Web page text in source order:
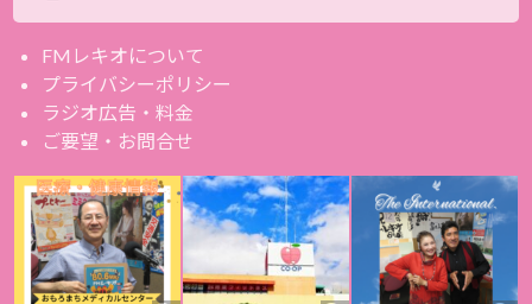
FMレキオについて
プライバシーポリシー
ラジオ広告・料金
ご要望・お問合せ